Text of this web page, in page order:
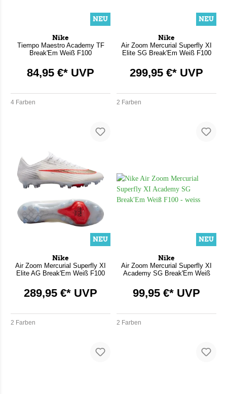
NEU
Nike
Tiempo Maestro Academy TF
Break'Em Weiß F100
84,95 €* UVP
4 Farben
NEU
Nike
Air Zoom Mercurial Superfly XI
Elite SG Break'Em Weiß F100
299,95 €* UVP
2 Farben
NEU
Nike
Air Zoom Mercurial Superfly XI
Elite AG Break'Em Weiß F100
289,95 €* UVP
2 Farben
NEU
Nike
Air Zoom Mercurial Superfly XI
Academy SG Break'Em Weiß
99,95 €* UVP
2 Farben